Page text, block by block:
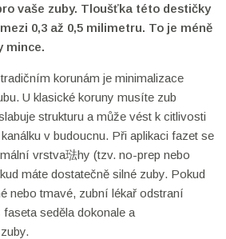
vaše zuby. Tloušťka této destičky
0,3 až 0,5 milimetru. To je méně
mince.
korunám je minimalizace
U klasické koruny musíte zub
strukturu a může vést k citlivosti
v budoucnu. Při aplikaci fazet se
vrstva琺hy (tzv. no-prep nebo
máte dostatečně silné zuby. Pokud
nebo tmavé, zubní lékař odstraní
seděla dokonale a